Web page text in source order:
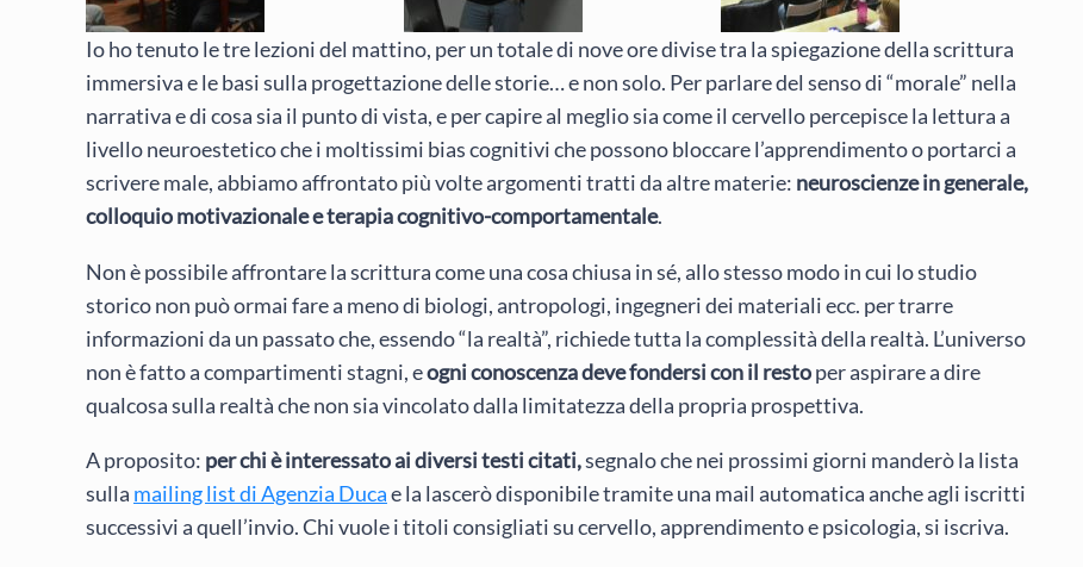
Io ho tenuto le tre lezioni del mattino, per un totale di nove ore divise tra la spiegazione della scrittura
immersiva e le basi sulla progettazione delle storie… e non solo. Per parlare del senso di “morale” nella
narrativa e di cosa sia il punto di vista, e per capire al meglio sia come il cervello percepisce la lettura a
livello neuroestetico che i moltissimi bias cognitivi che possono bloccare l’apprendimento o portarci a
scrivere male, abbiamo affrontato più volte argomenti tratti da altre materie: neuroscienze in generale,
colloquio motivazionale e terapia cognitivo-comportamentale.
Non è possibile affrontare la scrittura come una cosa chiusa in sé, allo stesso modo in cui lo studio
storico non può ormai fare a meno di biologi, antropologi, ingegneri dei materiali ecc. per trarre
informazioni da un passato che, essendo “la realtà”, richiede tutta la complessità della realtà. L’universo
non è fatto a compartimenti stagni, eogni conoscenza deve fondersi con il restoper aspirare a dire
qualcosa sulla realtà che non sia vincolato dalla limitatezza della propria prospettiva.
A proposito: per chi è interessato ai diversi testi citati,segnalo che nei prossimi giorni manderò la lista
sulla mailing list di Agenzia Ducae la lascerò disponibile tramite una mail automatica anche agli iscritti
successivi a quell’invio. Chi vuole i titoli consigliati su cervello, apprendimento e psicologia, si iscriva.